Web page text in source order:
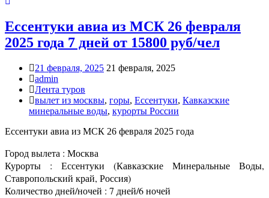
Ессентуки авиа из МСК 26 февраля
2025 года 7 дней от 15800 руб/чел
21 февраля, 2025 21 февраля, 2025
admin
Лента туров
вылет из москвы, горы, Ессентуки, Кавказские
минеральные воды, курорты России
Ессентуки авиа из МСК 26 февраля 2025 года
Город вылета : Москва
Курорты : Ессентуки (Кавказские Минеральные Воды,
Ставропольский край, Россия)
Количество дней/ночей : 7 дней/6 ночей